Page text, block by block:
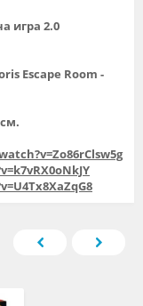
игра 2.0
Escape Room -